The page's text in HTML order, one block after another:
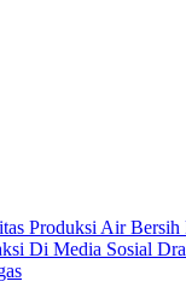
Produksi Air Bersih
Di Media Sosial